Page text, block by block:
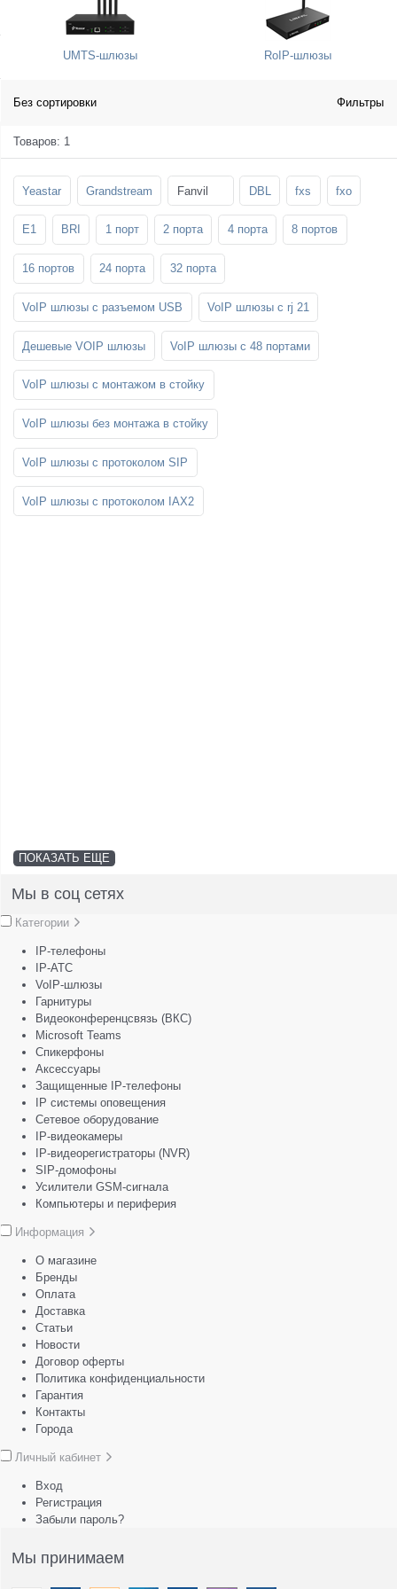
UMTS-шлюзы RoIP-шлюзы
Без сортировки Фильтры
Товаров: 1
Yeastar Grandstream Fanvil DBL fxs fxo
E1 BRI 1 порт 2 порта 4 порта 8 портов
16 портов 24 порта 32 порта
VoIP шлюзы с разъемом USB VoIP шлюзы с rj 21
Дешевые VOIP шлюзы VoIP шлюзы с 48 портами
VoIP шлюзы с монтажом в стойку
VoIP шлюзы без монтажа в стойку
VoIP шлюзы с протоколом SIP
VoIP шлюзы с протоколом IAX2
ПОКАЗАТЬ ЕЩЕ
Мы в соц сетях
Категории
IP-телефоны
IP-АТС
VoIP-шлюзы
Гарнитуры
Видеоконференцсвязь (ВКС)
Microsoft Teams
Спикерфоны
Аксессуары
Защищенные IP-телефоны
IP системы оповещения
Сетевое оборудование
IP-видеокамеры
IP-видеорегистраторы (NVR)
SIP-домофоны
Усилители GSM-сигнала
Компьютеры и периферия
Информация
О магазине
Бренды
Оплата
Доставка
Статьи
Новости
Договор оферты
Политика конфиденциальности
Гарантия
Контакты
Города
Личный кабинет
Вход
Регистрация
Забыли пароль?
Мы принимаем
Стойки и крепления для панелей и
телевизоров
Шахтные телефоны
SFP-модули
3G/4G LTE и ADSL модемы
Мобильные телефоны